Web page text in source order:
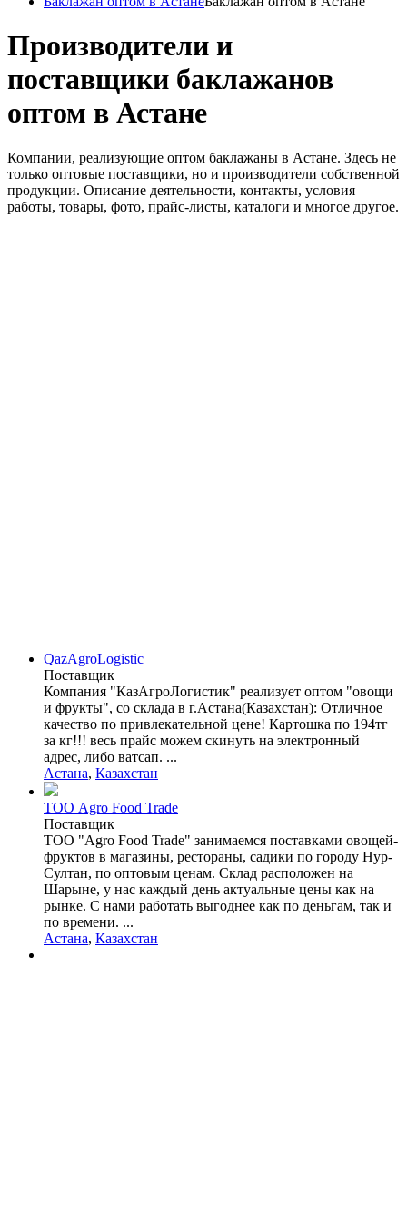
Производители и
поставщики баклажанов
оптом в Астане
Компании, реализующие оптом баклажаны в Астане. Здесь не
только оптовые поставщики, но и производители собственной
продукции. Описание деятельности, контакты, условия
работы, товары, фото, прайс-листы, каталоги и многое другое.
QazAgroLogistic
Поставщик
Компания "КазАгроЛогистик" реализует оптом "овощи
и фрукты", со склада в г.Астана(Казахстан): Отличное
качество по привлекательной цене! Картошка по 194тг
за кг!!! весь прайс можем скинуть на электронный
адрес, либо ватсап. ...
Астана, Казахстан
ТОО Agro Food Trade
Поставщик
TOO "Agro Food Trade" занимаемся поставками овощей-
фруктов в магазины, рестораны, садики по городу Нур-
Султан, по оптовым ценам. Склад расположен на
Шарыне, у нас каждый день актуальные цены как на
рынке. С нами работать выгоднее как по деньгам, так и
по времени. ...
Астана, Казахстан